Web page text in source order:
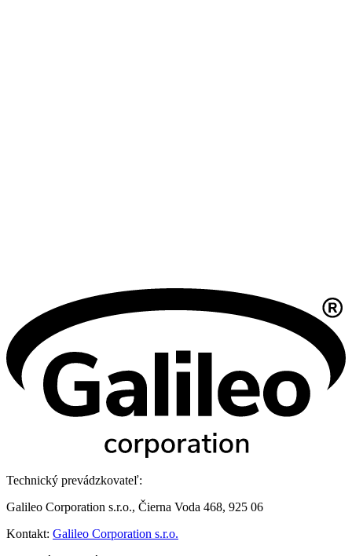
Technický prevádzkovateľ:
Galileo Corporation s.r.o., Čierna Voda 468, 925 06
Kontakt: Galileo Corporation s.r.o.